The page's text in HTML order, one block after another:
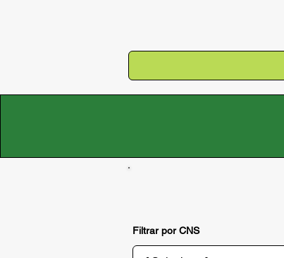
Filtrar por CNS